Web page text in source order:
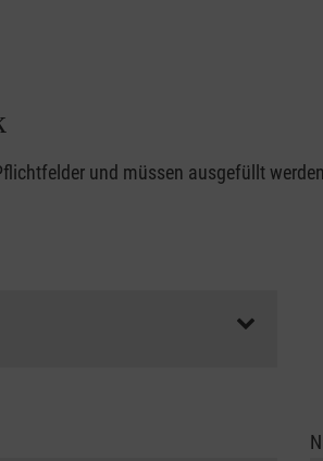
und müssen ausgefüllt